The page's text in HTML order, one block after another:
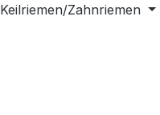
Keilriemen/Zahnriemen